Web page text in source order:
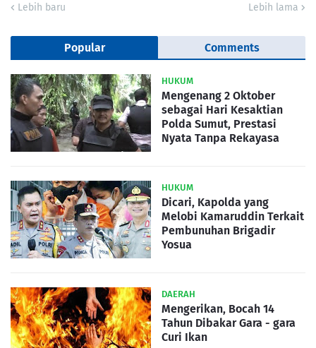
Lebih baru Lebih lama
Popular Comments
HUKUM
Mengenang 2 Oktober
sebagai Hari Kesaktian
Polda Sumut, Prestasi
Nyata Tanpa Rekayasa
HUKUM
Dicari, Kapolda yang
Melobi Kamaruddin Terkait
Pembunuhan Brigadir
Yosua
DAERAH
Mengerikan, Bocah 14
Tahun Dibakar Gara - gara
Curi Ikan